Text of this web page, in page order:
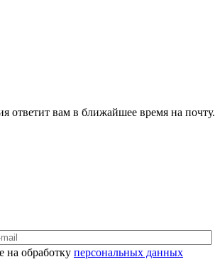
ответит вам в ближайшее время на почту.
на обработку персональных данных